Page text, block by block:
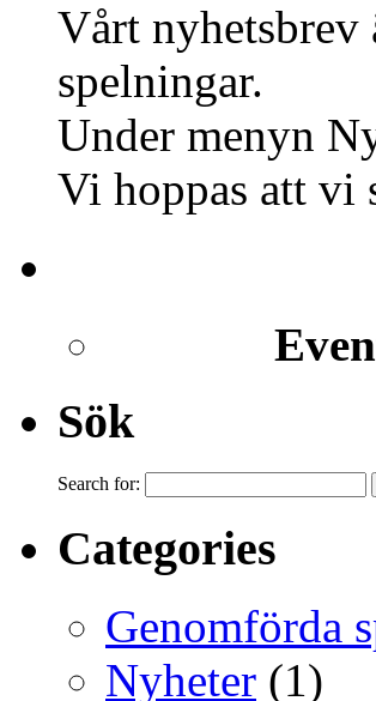
Vårt nyhetsbrev
spelningar.
Under menyn
Vi hoppas att vi
Sök
Search for:
Categories
Genomförda
Nyheter (1)